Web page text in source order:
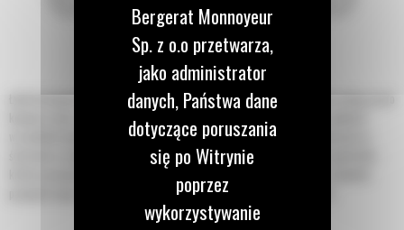
Łyżki do kopania o profilu skandynawskim do minikoparek Cat® idealnie nadają się do
kopania rowów, ogólnych prac związanych z wykopami i zasypywania w glebach
wszystkich typów. Mocne boczne płyty trudnościeralne zwiększają odporność na
ścieranie w wymagających zastosowaniach. Elementy takie, jak dłuższy spód łyżki,
krótszy promień zrzutu i płaska konstrukcja rury skrętnej sprawiają, że idealnie
pasują do złącza osprzętu typu S i systemu głowic obrotowo-wychylnych.
Bergerat Monnoyeur
Sp. z o.o przetwarza,
jako administrator
danych, Państwa dane
dotyczące poruszania
się po Witrynie
poprzez
wykorzystywanie